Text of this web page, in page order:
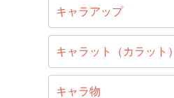
キャラアップ
キャラット（カラット）
キャラ物